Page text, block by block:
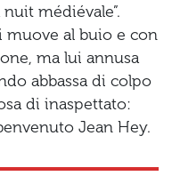
médiévale”.
muove al buio e con
ma lui annusa
abbassa di colpo
di inaspettato:
Jean Hey.